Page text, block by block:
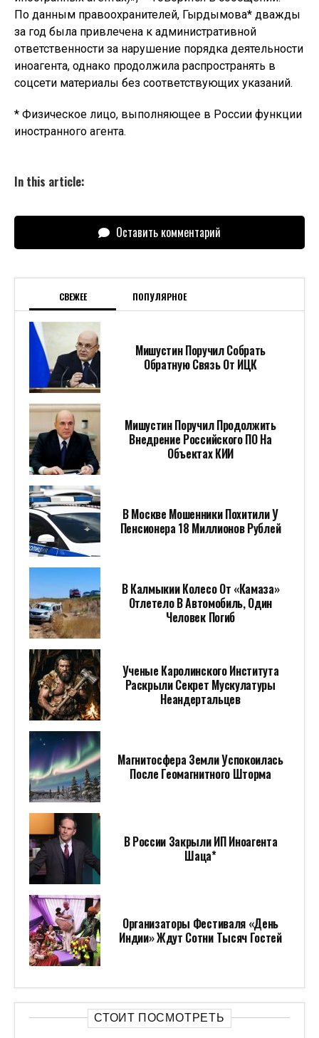
По данным правоохранителей, Гырдымова* дважды
за год была привлечена к административной
ответственности за нарушение порядка деятельности
иноагента, однако продолжила распространять в
соцсети материалы без соответствующих указаний.
* Физическое лицо, выполняющее в России функции
иностранного агента.
In this article:
Оставить комментарий
СВЕЖЕЕ ПОПУЛЯРНОЕ
Мишустин Поручил Собрать
Обратную Связь От ИЦК
Мишустин Поручил Продолжить
Внедрение Российского ПО На
Объектах КИИ
В Москве Мошенники Похитили У
Пенсионера 18 Миллионов Рублей
В Калмыкии Колесо От «Камаза»
Отлетело В Автомобиль, Один
Человек Погиб
Ученые Каролинского Института
Раскрыли Секрет Мускулатуры
Неандертальцев
Магнитосфера Земли Успокоилась
После Геомагнитного Шторма
В России Закрыли ИП Иноагента
Шаца*
Организаторы Фестиваля «День
Индии» Ждут Сотни Тысяч Гостей
СТОИТ ПОСМОТРЕТЬ